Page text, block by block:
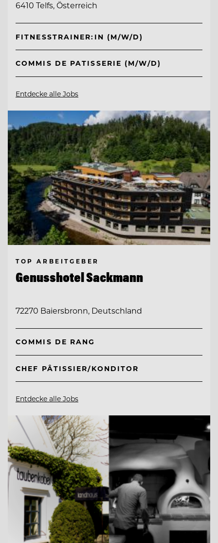
6410 Telfs, Österreich
FITNESSTRAINER:IN (M/W/D)
COMMIS DE PATISSERIE (M/W/D)
Entdecke alle Jobs
TOP ARBEITGEBER
Genusshotel Sackmann
72270 Baiersbronn, Deutschland
COMMIS DE RANG
CHEF PÂTISSIER/KONDITOR
Entdecke alle Jobs